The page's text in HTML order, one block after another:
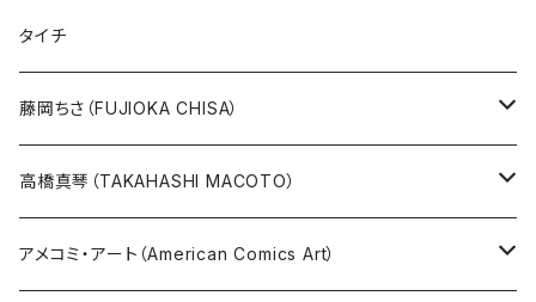
その他
タイチ
藤岡ちさ（FUJIOKA CHISA）
版画
原画
高橋真琴（TAKAHASHI MACOTO）
版画
アメコミ・アート（American Comics Art）